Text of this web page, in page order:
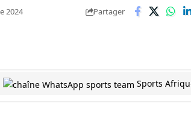
2024 Partager
Sports